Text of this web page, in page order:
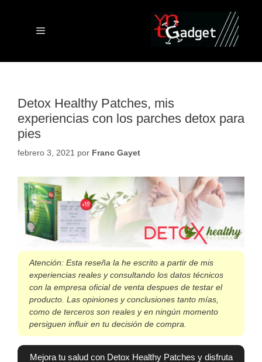
contenido
Menú
Detox Healthy Patches, mis
experiencias con los parches detox para
pies
febrero 3, 2021 por Franc Gayet
Atención: Esta reseña la he escrito a partir de mis
experiencias reales y consultando los datos técnicos
con la empresa oficial de venta despues de testar el
producto. Las opiniones y conclusiones tanto mías,
como de terceros son reales y en ningún momento
persiguen influir en tu decisión de compra.
Mejora tu salud con Detox Healthy Patches y disfruta